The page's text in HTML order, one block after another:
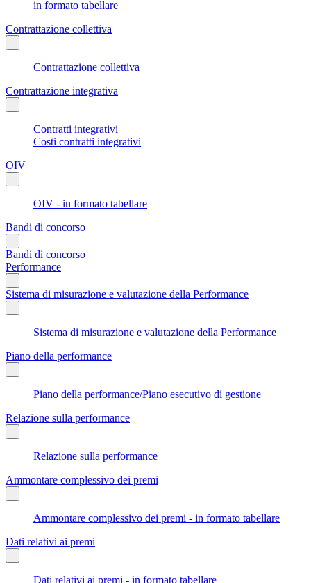
in formato tabellare
Contrattazione collettiva
Contrattazione collettiva
Contrattazione integrativa
Contratti integrativi
Costi contratti integrativi
OIV
OIV - in formato tabellare
Bandi di concorso
Bandi di concorso
Performance
Sistema di misurazione e valutazione della Performance
Sistema di misurazione e valutazione della Performance
Piano della performance
Piano della performance/Piano esecutivo di gestione
Relazione sulla performance
Relazione sulla performance
Ammontare complessivo dei premi
Ammontare complessivo dei premi - in formato tabellare
Dati relativi ai premi
Dati relativi ai premi - in formato tabellare